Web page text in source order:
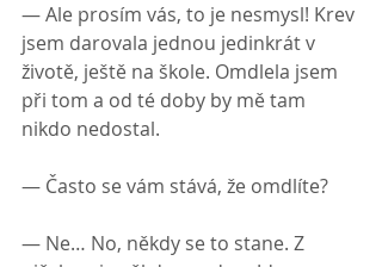
— Ale prosím vás, to je nesmysl! Krev
jsem darovala jednou jedinkrát v
životě, ještě na škole. Omdlela jsem
při tom a od té doby by mě tam
nikdo nedostal.
— Často se vám stává, že omdlíte?
— Ne… No, někdy se to stane. Z